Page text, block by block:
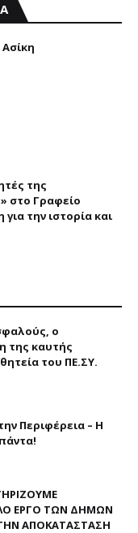
της
στο Γραφείο
την ιστορία και
ο
της καυτής
του ΠΕ.ΣΥ.
Περιφέρεια – Η
ΕΡΓΟ ΤΩΝ ΔΗΜΩΝ
ΑΠΟΚΑΤΑΣΤΑΣΗ